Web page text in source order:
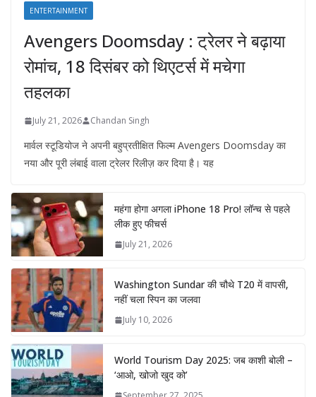
ENTERTAINMENT
Avengers Doomsday : ट्रेलर ने बढ़ाया
रोमांच, 18 दिसंबर को थिएटर्स में मचेगा
तहलका
July 21, 2026 Chandan Singh
मार्वल स्टूडियोज ने अपनी बहुप्रतीक्षित फिल्म Avengers Doomsday का
नया और पूरी लंबाई वाला ट्रेलर रिलीज़ कर दिया है। यह
महंगा होगा अगला iPhone 18 Pro! लॉन्च से पहले
लीक हुए फीचर्स
July 21, 2026
Washington Sundar की चौथे T20 में वापसी,
नहीं चला स्पिन का जलवा
July 10, 2026
World Tourism Day 2025: जब काशी बोली –
‘आओ, खोजो खुद को’